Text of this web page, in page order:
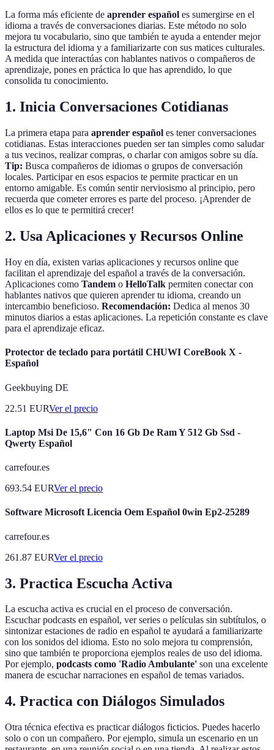
La forma más eficiente de aprender español es sumergirse en el
idioma a través de conversaciones diarias. Este método no solo
mejora tu vocabulario, sino que también te ayuda a entender mejor
la estructura del idioma y a familiarizarte con sus matices culturales.
A medida que interactúas con hablantes nativos o compañeros de
aprendizaje, pones en práctica lo que has aprendido, lo que
consolida tu conocimiento.
1. Inicia Conversaciones Cotidianas
La primera etapa para aprender español es tener conversaciones
cotidianas. Estas interacciones pueden ser tan simples como saludar
a tus vecinos, realizar compras, o charlar con amigos sobre su día.
Tip: Busca compañeros de idiomas o grupos de conversación
locales. Participar en esos espacios te permite practicar en un
entorno amigable. Es común sentir nerviosismo al principio, pero
recuerda que cometer errores es parte del proceso. ¡Aprender de
ellos es lo que te permitirá crecer!
2. Usa Aplicaciones y Recursos Online
Hoy en día, existen varias aplicaciones y recursos online que
facilitan el aprendizaje del español a través de la conversación.
Aplicaciones como Tandem o HelloTalk permiten conectar con
hablantes nativos que quieren aprender tu idioma, creando un
intercambio beneficioso. Recomendación: Dedica al menos 30
minutos diarios a estas aplicaciones. La repetición constante es clave
para el aprendizaje eficaz.
Protector de teclado para portátil CHUWI CoreBook X -
Español
Geekbuying DE
22.51 EURVer el precio
Laptop Msi De 15,6" Con 16 Gb De Ram Y 512 Gb Ssd -
Qwerty Español
carrefour.es
693.54 EURVer el precio
Software Microsoft Licencia Oem Español 0win Ep2-25289
carrefour.es
261.87 EURVer el precio
3. Practica Escucha Activa
La escucha activa es crucial en el proceso de conversación.
Escuchar podcasts en español, ver series o películas sin subtítulos, o
sintonizar estaciones de radio en español te ayudará a familiarizarte
con los sonidos del idioma. Esto no solo mejora tu comprensión,
sino que también te proporciona ejemplos reales de uso del idioma.
Por ejemplo, podcasts como 'Radio Ambulante' son una excelente
manera de escuchar narraciones en español de temas variados.
4. Practica con Diálogos Simulados
Otra técnica efectiva es practicar diálogos ficticios. Puedes hacerlo
solo o con un compañero. Por ejemplo, simula un escenario en un